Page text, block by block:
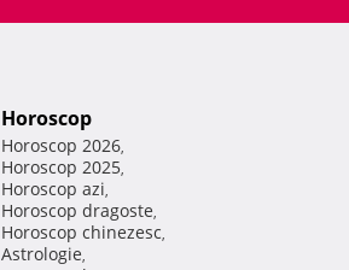
Horoscop
Horoscop 2026,
Horoscop 2025,
Horoscop azi,
Horoscop dragoste,
Horoscop chinezesc,
Astrologie,